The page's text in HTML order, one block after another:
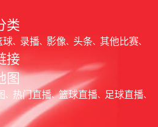
类
球 录播 影像 头条 其他比赛
接
图
热门直播 篮球直播 足球直播